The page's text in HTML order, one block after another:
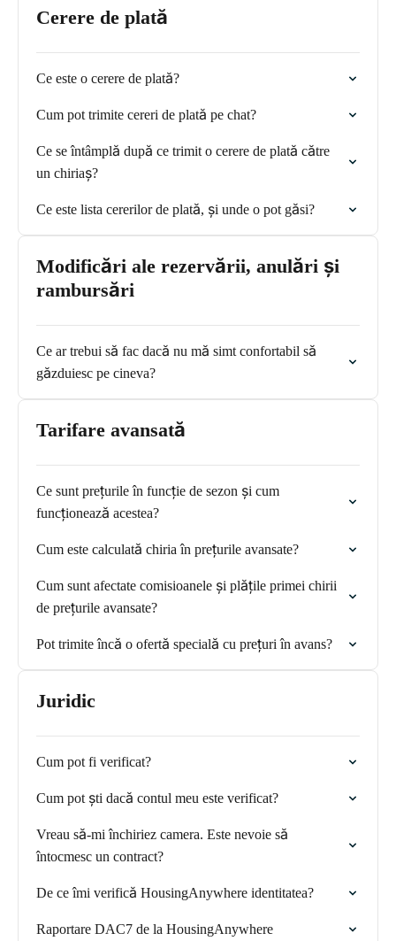
Cerere de plată
Ce este o cerere de plată?
Cum pot trimite cereri de plată pe chat?
Ce se întâmplă după ce trimit o cerere de plată către
un chiriaș?
Ce este lista cererilor de plată, și unde o pot găsi?
Modificări ale rezervării, anulări și
rambursări
Ce ar trebui să fac dacă nu mă simt confortabil să
găzduiesc pe cineva?
Tarifare avansată
Ce sunt prețurile în funcție de sezon și cum
funcționează acestea?
Cum este calculată chiria în prețurile avansate?
Cum sunt afectate comisioanele și plățile primei chirii
de prețurile avansate?
Pot trimite încă o ofertă specială cu prețuri în avans?
Juridic
Cum pot fi verificat?
Cum pot ști dacă contul meu este verificat?
Vreau să-mi închiriez camera. Este nevoie să
întocmesc un contract?
De ce îmi verifică HousingAnywhere identitatea?
Raportare DAC7 de la HousingAnywhere